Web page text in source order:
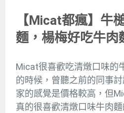
【Micat都瘋】牛
麵，楊梅好吃牛肉
Micat很喜歡吃清燉口味的
的時候，曾聽之前的同事
家的感覺是價格較高，但
真的很喜歡清燉口味牛肉